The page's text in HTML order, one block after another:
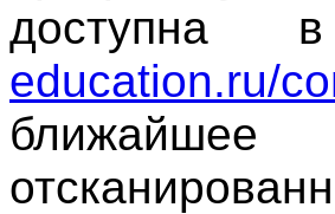
доступна
education.ru/